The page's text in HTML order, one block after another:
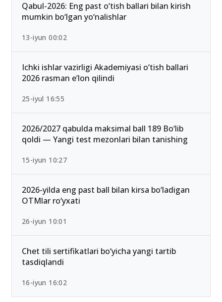
Qabul-2026: Eng past o‘tish ballari bilan kirish
mumkin bo‘lgan yo‘nalishlar
13-iyun 00:02
Ichki ishlar vazirligi Akademiyasi o‘tish ballari
2026 rasman e’lon qilindi
25-iyul 16:55
2026/2027 qabulda maksimal ball 189 Bo‘lib
qoldi — Yangi test mezonlari bilan tanishing
15-iyun 10:27
2026-yilda eng past ball bilan kirsa bo‘ladigan
OTMlar ro‘yxati
26-iyun 10:01
Chet tili sertifikatlari bo‘yicha yangi tartib
tasdiqlandi
16-iyun 16:02